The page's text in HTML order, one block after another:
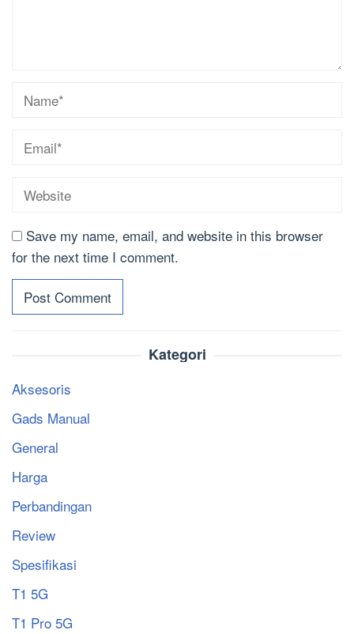
Save my name, email, and website in this browser
for the next time I comment.
Kategori
Aksesoris
Gads Manual
General
Harga
Perbandingan
Review
Spesifikasi
T1 5G
T1 Pro 5G